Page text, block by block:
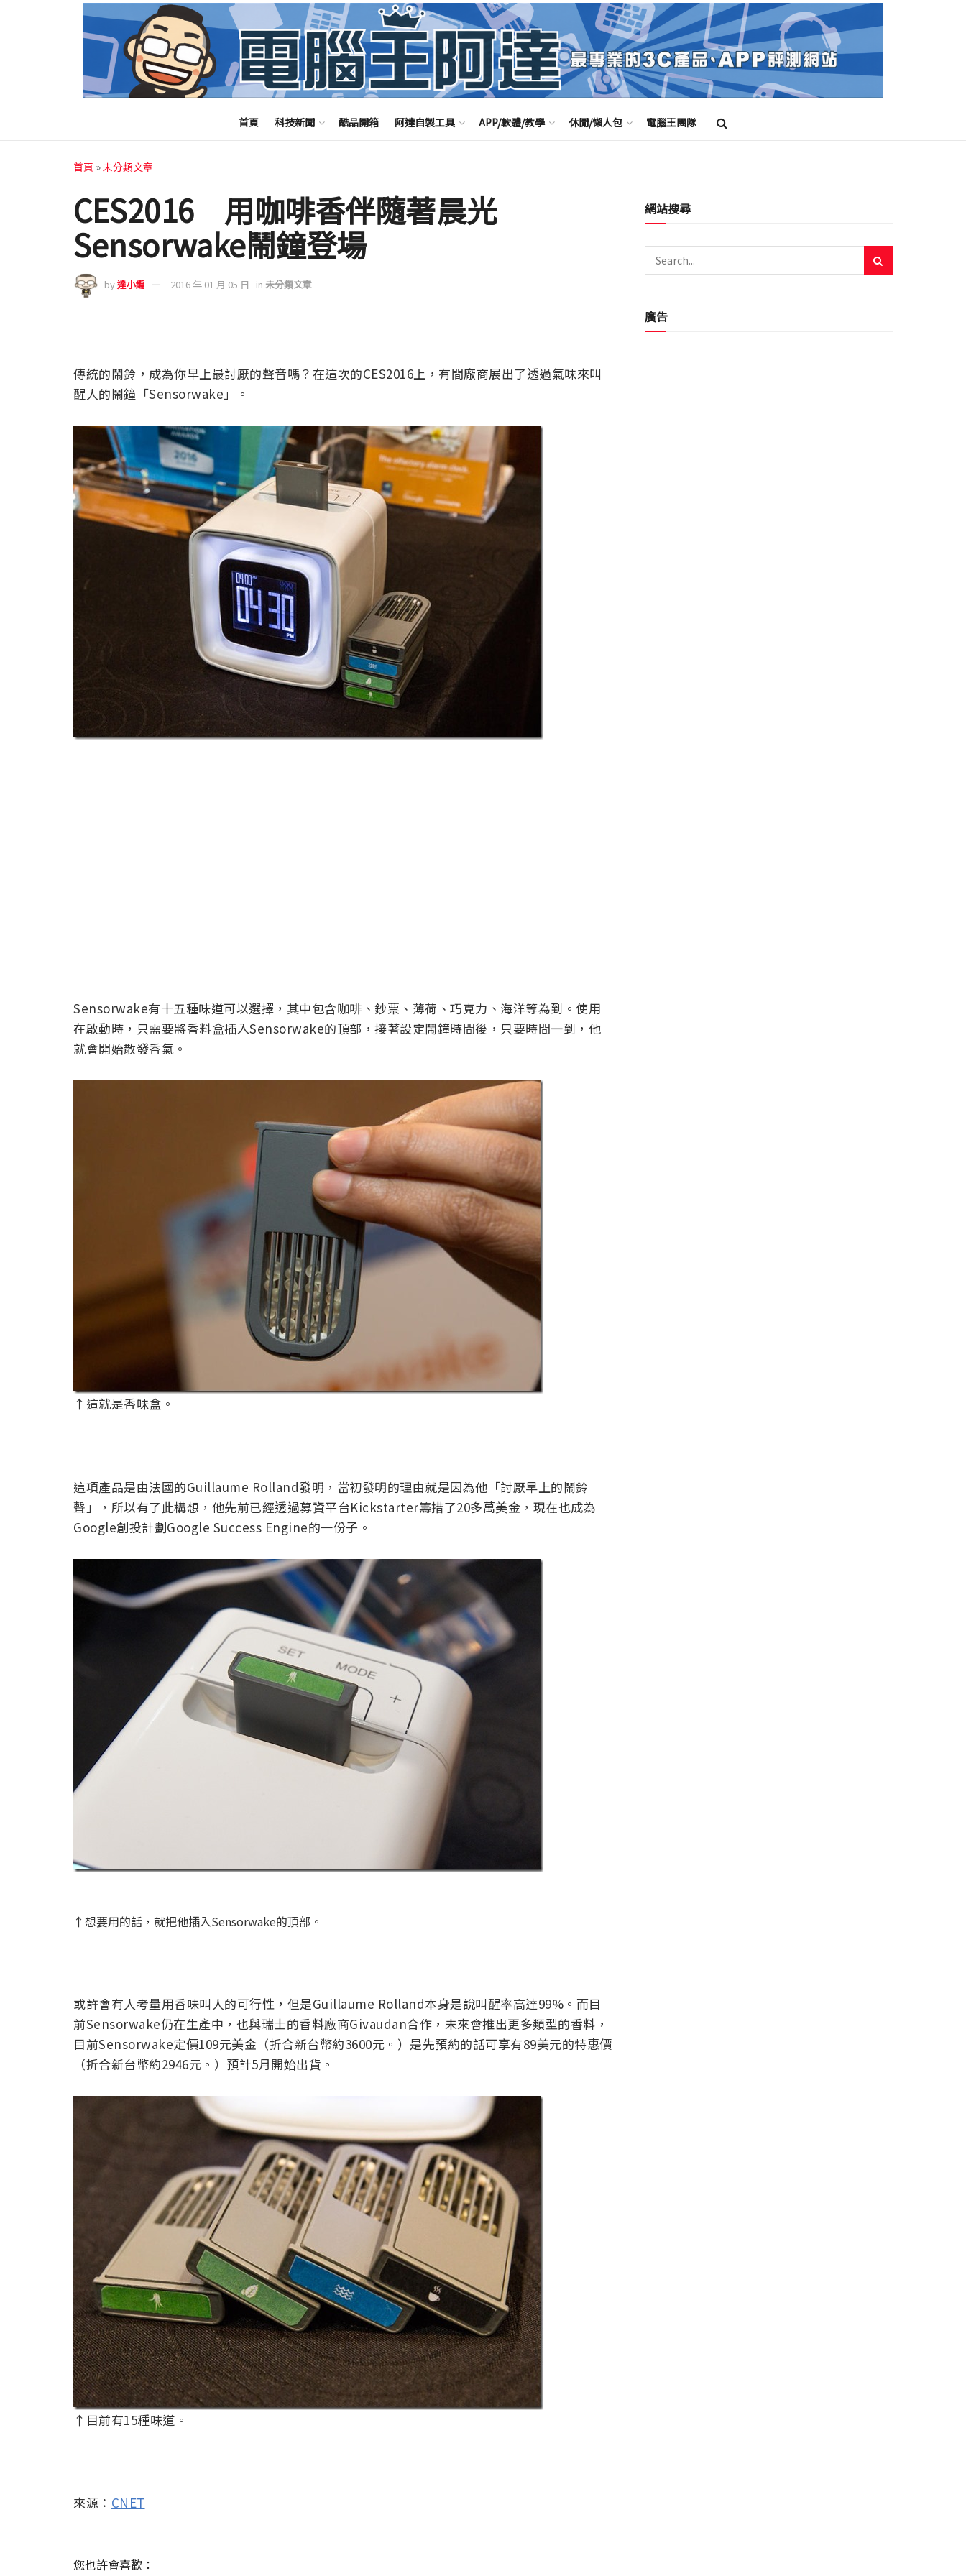
首頁 科技新聞 酷品開箱 阿達自製工具 APP/軟體/教學 休閒/懶人包 電腦王團隊
首頁 »未分類文章
CES2016 用咖啡香伴隨著晨光
Sensorwake鬧鐘登場
by達小編 2016 年 01 月 05 日 in 未分類文章
傳統的鬧鈴，成為你早上最討厭的聲音嗎？在這次的CES2016上，有間廠商展出了透過氣味來叫
醒人的鬧鐘「Sensorwake」。
Sensorwake有十五種味道可以選擇，其中包含咖啡、鈔票、薄荷、巧克力、海洋等為到。使用
在啟動時，只需要將香料盒插入Sensorwake的頂部，接著設定鬧鐘時間後，只要時間一到，他
就會開始散發香氣。
↑這就是香味盒。
這項產品是由法國的Guillaume Rolland發明，當初發明的理由就是因為他「討厭早上的鬧鈴
聲」，所以有了此構想，他先前已經透過募資平台Kickstarter籌措了20多萬美金，現在也成為
Google創投計劃Google Success Engine的一份子。
↑想要用的話，就把他插入Sensorwake的頂部。
或許會有人考量用香味叫人的可行性，但是Guillaume Rolland本身是說叫醒率高達99%。而目
前Sensorwake仍在生產中，也與瑞士的香料廠商Givaudan合作，未來會推出更多類型的香料，
目前Sensorwake定價109元美金（折合新台幣約3600元。）是先預約的話可享有89美元的特惠價
（折合新台幣約2946元。）預計5月開始出貨。
↑目前有15種味道。
來源： CNET
您也許會喜歡：
網站搜尋
廣告